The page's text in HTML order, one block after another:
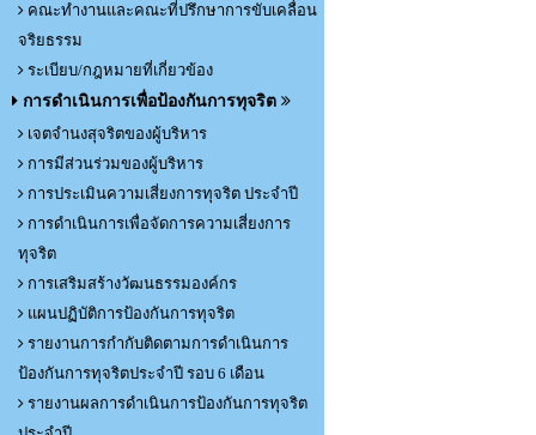
คณะทำงานและคณะที่ปรึกษาการขับเคลื่อน
จริยธรรม
ระเบียบ/กฎหมายที่เกี่ยวข้อง
การดำเนินการเพื่อป้องกันการทุจริต
เจตจำนงสุจริตของผู้บริหาร
การมีส่วนร่วมของผู้บริหาร
การประเมินความเสี่ยงการทุจริต ประจำปี
การดำเนินการเพื่อจัดการความเสี่ยงการ
ทุจริต
การเสริมสร้างวัฒนธรรมองค์กร
แผนปฏิบัติการป้องกันการทุจริต
รายงานการกำกับติดตามการดำเนินการ
ป้องกันการทุจริตประจำปี รอบ 6 เดือน
รายงานผลการดำเนินการป้องกันการทุจริต